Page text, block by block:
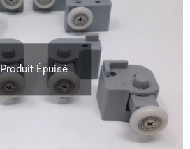
Produit Épuisé